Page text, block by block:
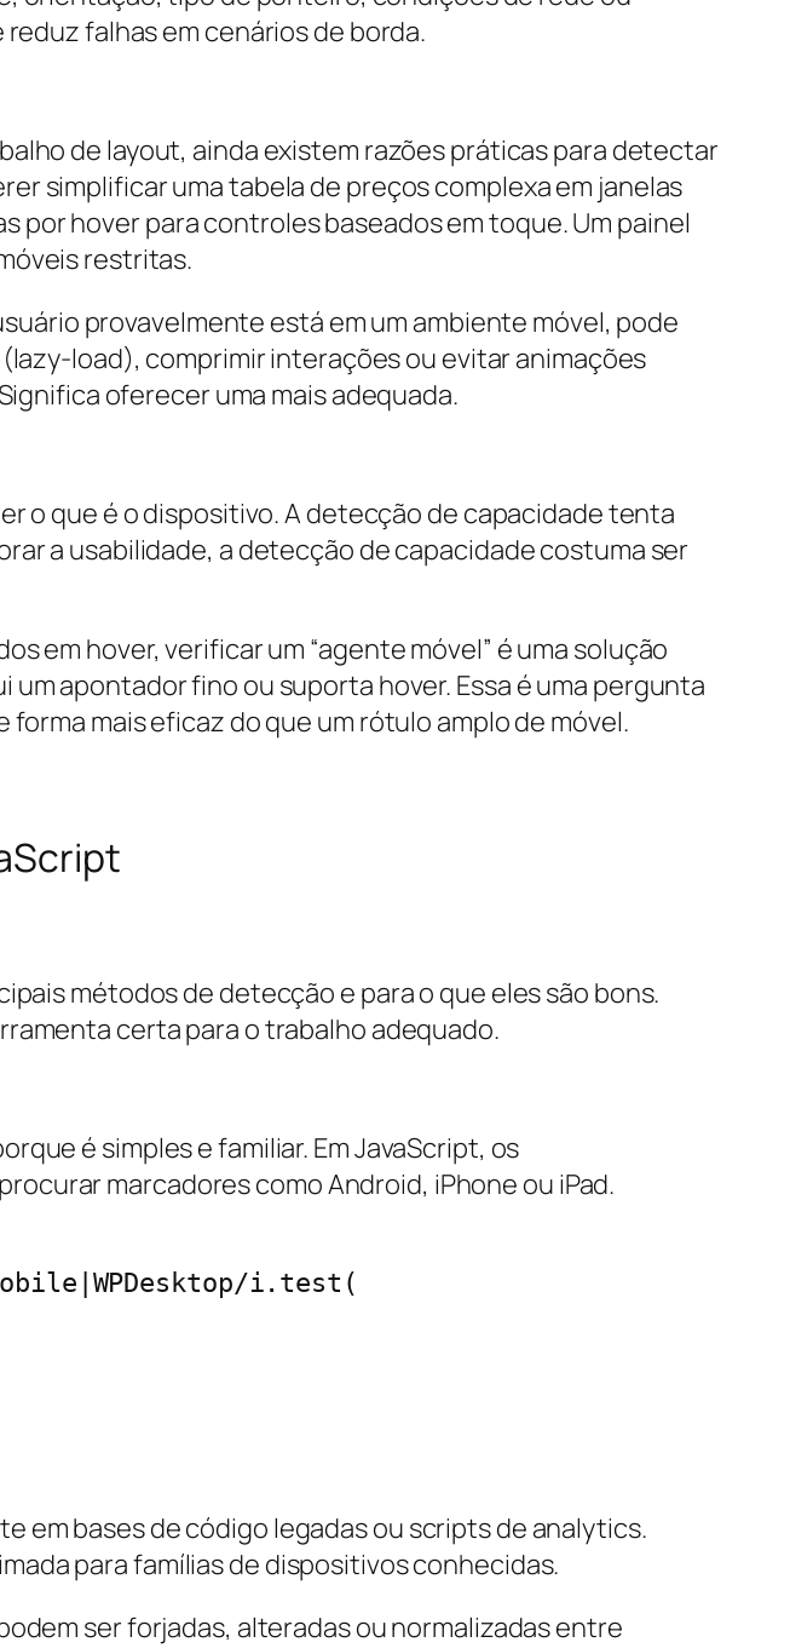
falhas em cenários de borda.
de layout, ainda existem razões práticas para detectar
simplificar uma tabela de preços complexa em janelas
por hover para controles baseados em toque. Um painel
restritas.
provavelmente está em um ambiente móvel, pode
load), comprimir interações ou evitar animações
oferecer uma mais adequada.
o que é o dispositivo. A detecção de capacidade tenta
a usabilidade, a detecção de capacidade costuma ser
em hover, verificar um “agente móvel” é uma solução
apontador fino ou suporta hover. Essa é uma pergunta
mais eficaz do que um rótulo amplo de móvel.
métodos de detecção e para o que eles são bons.
certa para o trabalho adequado.
é simples e familiar. Em JavaScript, os
marcadores como Android, iPhone ou iPad.
em bases de código legadas ou scripts de analytics.
para famílias de dispositivos conhecidas.
ser forjadas, alteradas ou normalizadas entre